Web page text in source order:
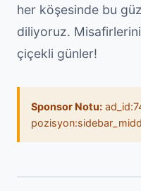
her köşesinde bu
diliyoruz.
çiçekli günler!
Sponsor Notu: